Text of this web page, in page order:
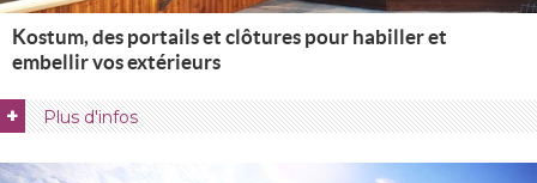
Kostum, des portails et clôtures pour habiller et
embellir vos extérieurs
+ Plus d'infos